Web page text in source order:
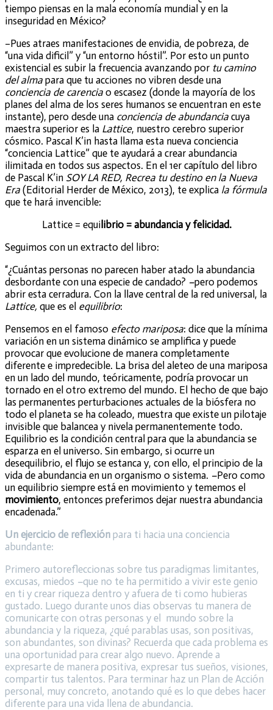
tiempo piensas en la mala economía mundial y en la
inseguridad en México?
–Pues atraes manifestaciones de envidia, de pobreza, de
“una vida dificil” y “un entorno hóstil”. Por esto un punto
existencial es subir la frecuencia avanzando por tu camino
del alma para que tu acciones no vibren desde una
conciencia de carencia o escasez (donde la mayoría de los
planes del alma de los seres humanos se encuentran en este
instante), pero desde una conciencia de abundancia cuya
maestra superior es la Lattice, nuestro cerebro superior
cósmico. Pascal K’in hasta llama esta nueva conciencia
“conciencia Lattice” que te ayudará a crear abundancia
ilimitada en todos sus aspectos. En el 1er capítulo del libro
de Pascal K’in SOY LA RED, Recrea tu destino en la Nueva
Era (Editorial Herder de México, 2013), te explica la fórmula
que te hará invencible:
Lattice = equilibrio = abundancia y felicidad.
Seguimos con un extracto del libro:
“¿Cuántas personas no parecen haber atado la abundancia
desbordante con una especie de candado? –pero podemos
abrir esta cerradura. Con la llave central de la red universal, la
Lattice, que es el equilibrio:
Pensemos en el famoso efecto mariposa: dice que la mínima
variación en un sistema dinámico se amplifica y puede
provocar que evolucione de manera completamente
diferente e impredecible. La brisa del aleteo de una mariposa
en un lado del mundo, teóricamente, podría provocar un
tornado en el otro extremo del mundo. El hecho de que bajo
las permanentes perturbaciones actuales de la biósfera no
todo el planeta se ha coleado, muestra que existe un pilotaje
invisible que balancea y nivela permanentemente todo.
Equilibrio es la condición central para que la abundancia se
esparza en el universo. Sin embargo, si ocurre un
desequilibrio, el flujo se estanca y, con ello, el principio de la
vida de abundancia en un organismo o sistema. –Pero como
un equilibrio siempre está en movimiento y tememos el
movimiento, entonces preferimos dejar nuestra abundancia
encadenada.”
Un ejercicio de reflexión para ti hacia una conciencia
abundante:
Primero autorefleccionas sobre tus paradigmas limitantes,
excusas, miedos –que no te ha permitido a vivir este genio
en ti y crear riqueza dentro y afuera de ti como hubieras
gustado. Luego durante unos dias observas tu manera de
comunicarte con otras personas y el mundo sobre la
abundancia y la riqueza, ¿qué parablas usas, son positivas,
son abundantes, son divinas? Recuerda que cada problema es
una oportunidad para crear algo nuevo. Aprende a
expresarte de manera positiva, expresar tus sueños, visiones,
compartir tus talentos. Para terminar haz un Plan de Acción
personal, muy concreto, anotando qué es lo que debes hacer
diferente para una vida llena de abundancia.